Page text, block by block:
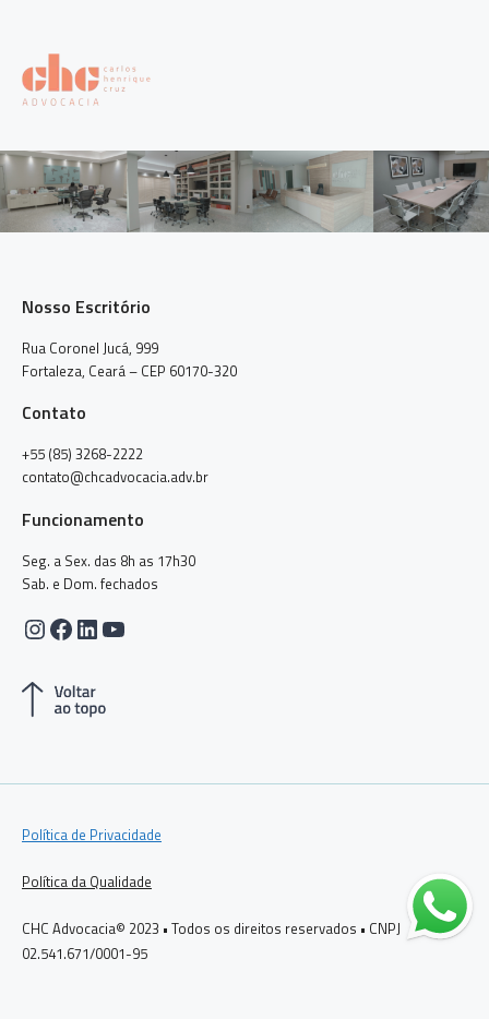
Nosso Escritório
Rua Coronel Jucá, 999
Fortaleza, Ceará – CEP 60170-320
Contato
+55 (85) 3268-2222
contato@chcadvocacia.adv.br
Funcionamento
Seg. a Sex. das 8h as 17h30
Sab. e Dom. fechados
Instagram
Facebook
LinkedIn
Youtube
Política de Privacidade
Política da Qualidade
CHC Advocacia© 2023 • Todos os direitos reservados • CNPJ
02.541.671/0001-95